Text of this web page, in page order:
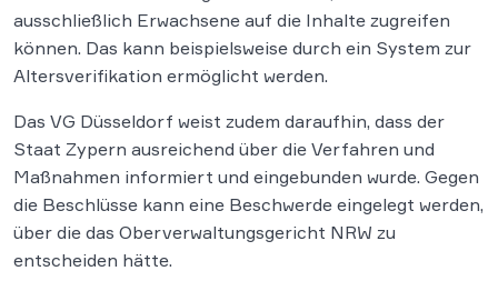
ausschließlich Erwachsene auf die Inhalte zugreifen
können. Das kann beispielsweise durch ein System zur
Altersverifikation ermöglicht werden.
Das VG Düsseldorf weist zudem daraufhin, dass der
Staat Zypern ausreichend über die Verfahren und
Maßnahmen informiert und eingebunden wurde. Gegen
die Beschlüsse kann eine Beschwerde eingelegt werden,
über die das Oberverwaltungsgericht NRW zu
entscheiden hätte.